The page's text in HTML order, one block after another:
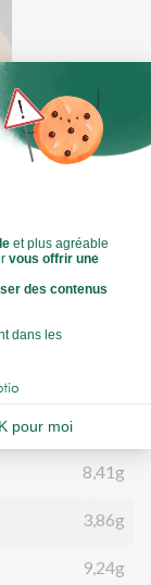
144kCal
8,41g
3,86g
9,24g